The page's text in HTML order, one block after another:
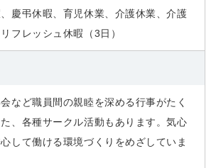
慶弔休暇、育児休業、介護休業、介護
フレッシュ休暇（3日）
など職員間の親睦を深める行事がたく
、各種サークル活動もあります。気心
して働ける環境づくりをめざしていま